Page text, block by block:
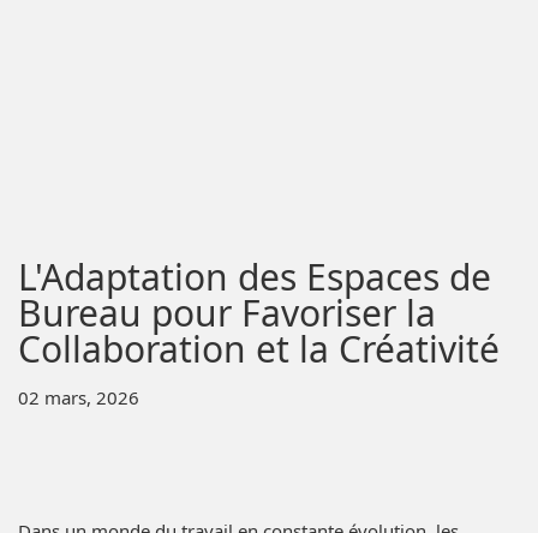
L'Adaptation des Espaces de
Bureau pour Favoriser la
Collaboration et la Créativité
02 mars, 2026